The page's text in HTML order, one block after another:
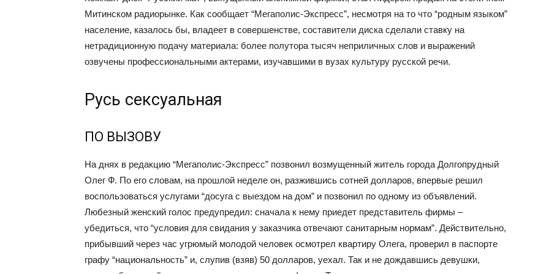
Митинском радиорынке. Как сообщает “Мегаполис-Экспресс”, несмотря на то что “родным языком”
население, казалось бы, владеет в совершенстве, составители диска сделали ставку на
нетрадиционную подачу материала: более полутора тысяч неприличных слов и выражений
озвучены профессиональными актерами, изучавшими в вузах культуру русской речи.
Русь сексуальная
ПО ВЫЗОВУ
На днях в редакцию “Мегаполис-Экспресс” позвонил возмущенный житель города Долгопрудный
Олег Ф. По его словам, на прошлой неделе он, разжившись сотней долларов, впервые решил
воспользоваться услугами “досуга с выездом на дом” и позвонил по одному из объявлений.
Любезный женский голос предупредил: сначала к нему приедет представитель фирмы –
убедиться, что “условия для свидания у заказчика отвечают санитарным нормам”. Действительно,
прибывший через час угрюмый молодой человек осмотрел квартиру Олега, проверил в паспорте
графу “национальность” и, слупив (взяв) 50 долларов, уехал. Так и не дождавшись девушки,